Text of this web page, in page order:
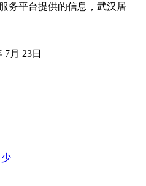
务平台提供的信息，武汉居
7月 23日